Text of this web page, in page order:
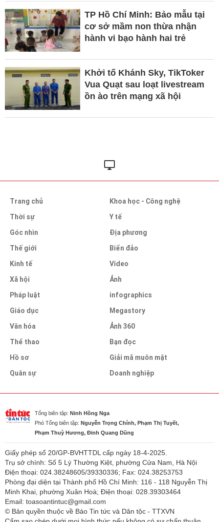
TP Hồ Chí Minh: Bảo mẫu tại
cơ sở mầm non thừa nhận
hành vi bạo hành hai trẻ
Khởi tố Khánh Sky, TikToker
Vua Quạt sau loạt livestream
ồn ào trên mạng xã hội
Trang chủ
Thời sự
Góc nhìn
Thế giới
Kinh tế
Xã hội
Pháp luật
Giáo dục
Văn hóa
Thể thao
Hồ sơ
Quân sự
Khoa học - Công nghệ
Y tế
Địa phương
Biển đảo
Video
Ảnh
infographics
Megastory
Ảnh 360
Bạn đọc
Giải mã muôn mặt
Doanh nghiệp
Tổng biên tập: Ninh Hồng Nga
Phó Tổng biên tập: Nguyễn Trọng Chính, Phạm Thị Tuyết,
Phạm Thuỳ Hương, Đinh Quang Dũng
Giấy phép số 20/GP-BVHTTDL cấp ngày 18-4-2025.
Trụ sở chính: Số 5 Lý Thường Kiệt, phường Cửa Nam, Hà Nội
Điện thoại: 024.38248605/39330336; Fax: 024.38253753
Phòng đại diện tại Thành phố Hồ Chí Minh: 116 - 118 Nguyễn Thị
Minh Khai, phường Xuân Hoà; Điện thoại: 028.39303464
Email: toasoantintuc@gmail.com
© Bản quyền thuộc về Báo Tin tức và Dân tộc - TTXVN